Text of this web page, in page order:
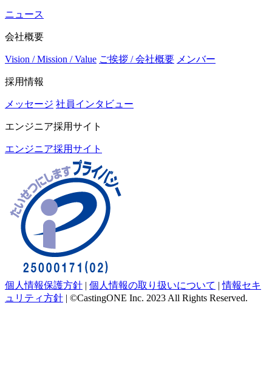
ニュース
会社概要
Vision / Mission / Value ご挨拶 / 会社概要 メンバー
採用情報
メッセージ 社員インタビュー
エンジニア採用サイト
エンジニア採用サイト
個人情報保護方針 | 個人情報の取り扱いについて | 情報セキ
ュリティ方針 | ©CastingONE Inc. 2023 All Rights Reserved.